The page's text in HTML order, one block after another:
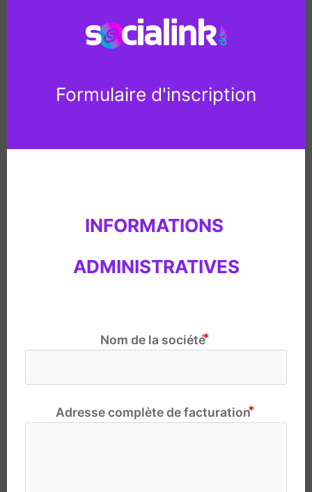
Formulaire d'inscription
INFORMATIONS
ADMINISTRATIVES
Nom de la société
Adresse complète de facturation